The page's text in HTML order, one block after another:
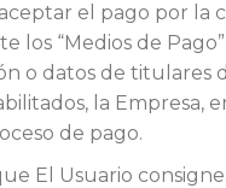
el pago por la
“Medios de
o datos de titulares
la Empresa,
de pago.
El Usuario